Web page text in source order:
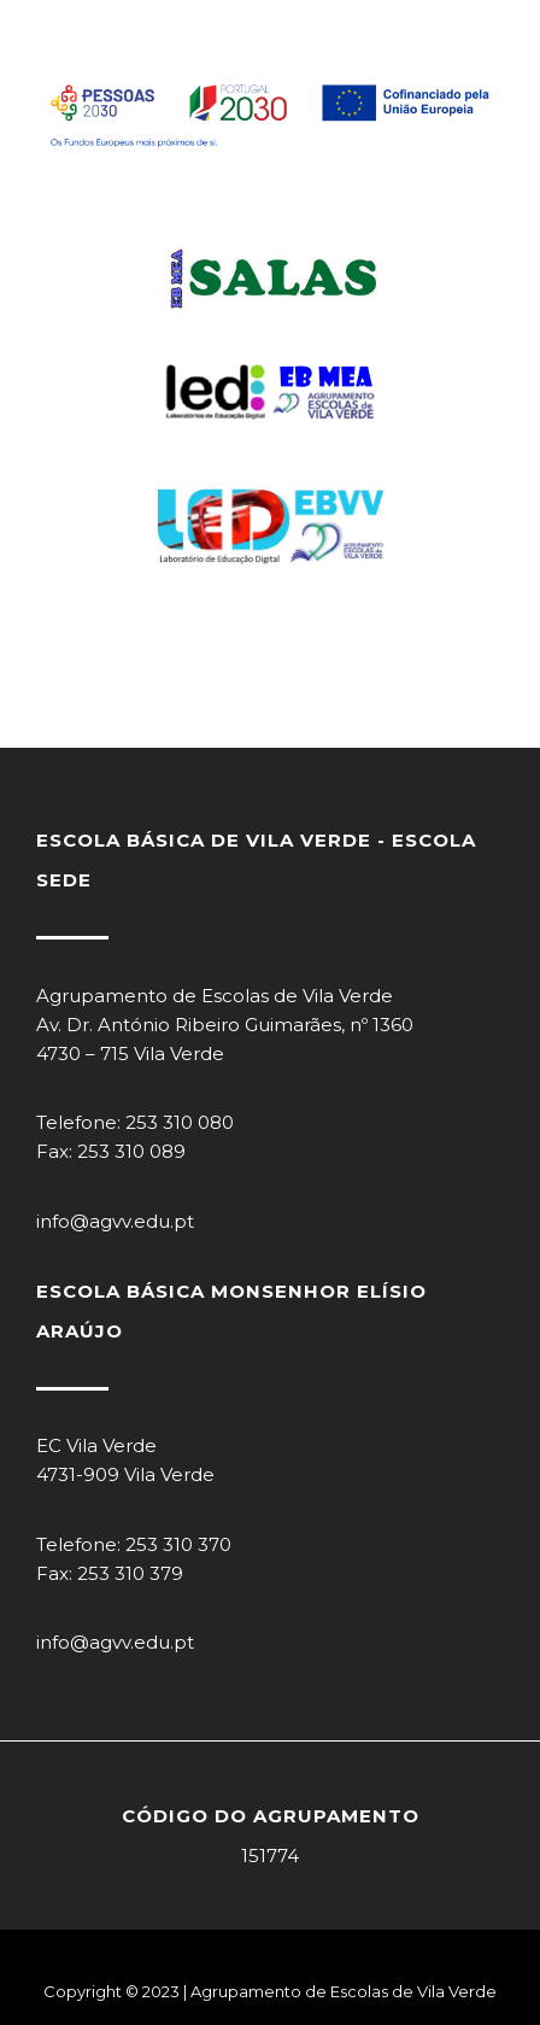
ESCOLA BÁSICA DE VILA VERDE - ESCOLA
SEDE
Agrupamento de Escolas de Vila Verde
Av. Dr. António Ribeiro Guimarães, nº 1360
4730 – 715 Vila Verde
Telefone: 253 310 080
Fax: 253 310 089
info@agvv.edu.pt
ESCOLA BÁSICA MONSENHOR ELÍSIO
ARAÚJO
EC Vila Verde
4731-909 Vila Verde
Telefone: 253 310 370
Fax: 253 310 379
info@agvv.edu.pt
CÓDIGO DO AGRUPAMENTO
151774
Copyright © 2023 | Agrupamento de Escolas de Vila Verde